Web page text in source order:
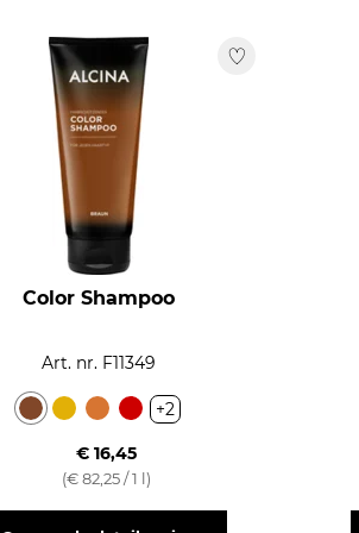
Color Shampoo
Art. nr. F11349
+2
€ 16,45
(€ 82,25 / 1 l)